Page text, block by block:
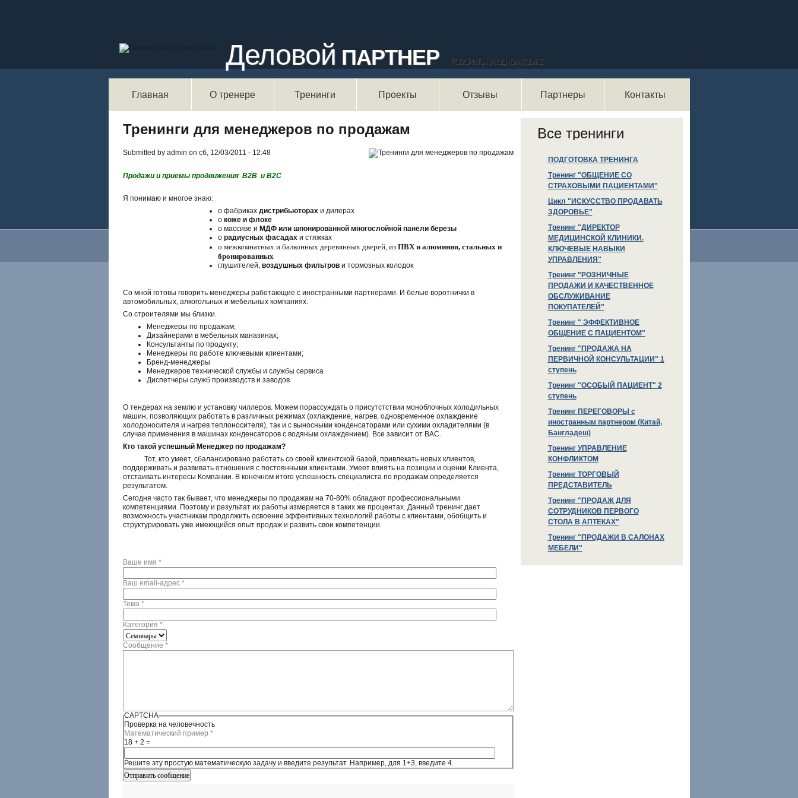
Деловой ПАРТНЕР ГОВОРИТЬ НА ОДНОМ ЯЗЫКЕ
Форма поиска
Поиск
Главная О тренере Тренинги Проекты Отзывы Партнеры Контакты
Тренинги для менеджеров по продажам
Submitted by admin on сб, 12/03/2011 - 12:48
Продажи и приемы продвижения В2В и В2С
Я понимаю и многое знаю:
о фабриках дистрибьюторахи дилерах
о коже и флоке
о массиве и МДФ или шпонированной многослойной панели березы
о радиусных фасадахи стяжках
о межкомнатных и балконных деревянных дверей, из ПВХ и алюминия, стальных и
бронированных
глушителей, воздушных фильтрови тормозных колодок
Со мной готовы говорить менеджеры работающие с иностранными партнерами. И белые воротнички в
автомобильных, алкогольных и мебельных компаниях.
Со строителями мы близки.
Менеджеры по продажам;
Дизайнерами в мебельных маназинах;
Консультанты по продукту;
Менеджеры по работе ключевыми клиентами;
Бренд-менеджеры
Менеджеров технической службы и службы сервиса
Диспетчеры служб производств и заводов
О тендерах на землю и установку чиллеров. Можем порассуждать о присутстствии моноблочных холодильных
машин, позволяющих работать в различных режимах (охлаждение, нагрев, одновременное охлаждение
холодоносителя и нагрев теплоносителя), так и с выносными конденсаторами или сухими охладителями (в
случае применения в машинах конденсаторов с водяным охлаждением). Все зависит от ВАС.
Кто такой успешный Менеджер по продажам?
Тот, кто умеет, сбалансировано работать со своей клиентской базой, привлекать новых клиентов,
поддерживать и развивать отношения с постоянными клиентами. Умеет влиять на позиции и оценки Клиента,
отстаивать интересы Компании. В конечном итоге успешность специалиста по продажам определяется
результатом.
Сегодня часто так бывает, что менеджеры по продажам на 70-80% обладают профессиональными
компетенциями. Поэтому и результат их работы измеряется в таких же процентах. Данный тренинг дает
возможность участникам продолжить освоение эффективных технологий работы с клиентами, обобщить и
структурировать уже имеющийся опыт продаж и развить свои компетенции.
Ваше имя *
Ваш email-адрес *
Тема *
Категория *
Сообщение *
CAPTCHA
Проверка на человечность
Математический пример *
18 + 2 =
Решите эту простую математическую задачу и введите результат. Например, для 1+3, введите 4.
Все тренинги
ПОДГОТОВКА ТРЕНИНГА
Тренинг "ОБЩЕНИЕ СО
СТРАХОВЫМИ ПАЦИЕНТАМИ"
Цикл "ИСКУССТВО ПРОДАВАТЬ
ЗДОРОВЬЕ"
Тренинг "ДИРЕКТОР
МЕДИЦИНСКОЙ КЛИНИКИ.
КЛЮЧЕВЫЕ НАВЫКИ
УПРАВЛЕНИЯ"
Тренинг "РОЗНИЧНЫЕ
ПРОДАЖИ И КАЧЕСТВЕННОЕ
ОБСЛУЖИВАНИЕ
ПОКУПАТЕЛЕЙ"
Тренинг " ЭФФЕКТИВНОЕ
ОБЩЕНИЕ С ПАЦИЕНТОМ"
Тренинг "ПРОДАЖА НА
ПЕРВИЧНОЙ КОНСУЛЬТАЦИИ" 1
ступень
Тренинг "ОСОБЫЙ ПАЦИЕНТ" 2
ступень
Тренинг ПЕРЕГОВОРЫ с
иностранным партнером (Китай,
Бангладеш)
Тренинг УПРАВЛЕНИЕ
КОНФЛИКТОМ
Тренинг ТОРГОВЫЙ
ПРЕДСТАВИТЕЛЬ
Тренинг "ПРОДАЖ ДЛЯ
СОТРУДНИКОВ ПЕРВОГО
СТОЛА В АПТЕКАХ"
Тренинг "ПРОДАЖИ В САЛОНАХ
МЕБЕЛИ"